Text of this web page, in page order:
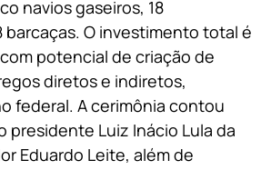
navios gaseiros, 18
barcaças. O investimento total é
potencial de criação de
diretos e indiretos,
federal. A cerimônia contou
presidente Luiz Inácio Lula da
Eduardo Leite, além de